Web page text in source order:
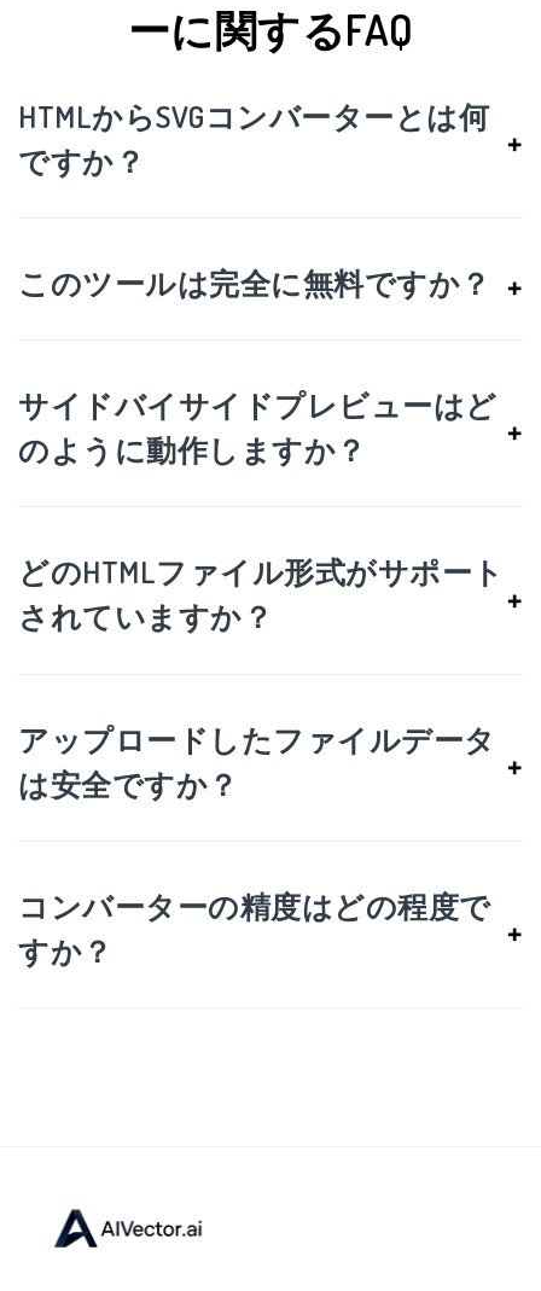
ーに関するFAQ
HTMLからSVGコンバーターとは何
ですか？
+
このツールは完全に無料ですか？ +
サイドバイサイドプレビューはど
のように動作しますか？
+
どのHTMLファイル形式がサポート
されていますか？
+
アップロードしたファイルデータ
は安全ですか？
+
コンバーターの精度はどの程度で
すか？
+